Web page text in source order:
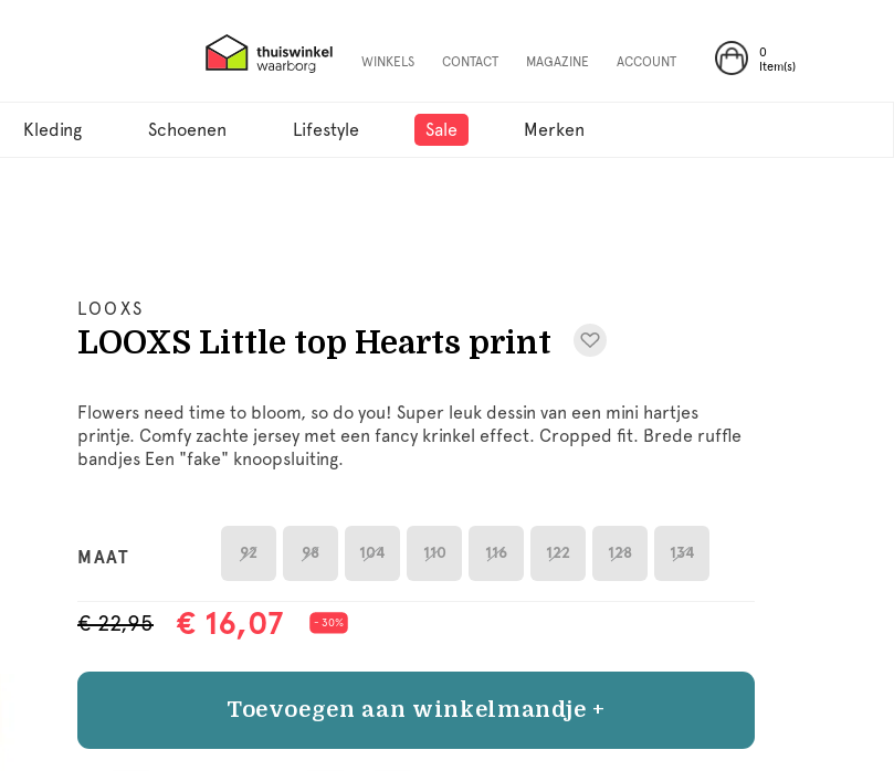
0
Item(s)
WINKELS CONTACT MAGAZINE ACCOUNT
Kleding Schoenen Lifestyle Sale Merken
LOOXS
LOOXS Little top Hearts print
Flowers need time to bloom, so do you! Super leuk dessin van een mini hartjes
printje. Comfy zachte jersey met een fancy krinkel effect. Cropped fit. Brede ruffle
bandjes Een "fake" knoopsluiting.
MAAT 92 98 104 110 116 122 128 134
€ 22,95 € 16,07 - 30%
Toevoegen aan winkelmandje +